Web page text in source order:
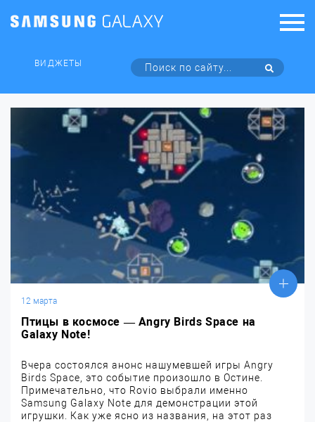
ВИДЖЕТЫ
12 марта
Птицы в космосе — Angry Birds Space на
Galaxy Note!
Вчера состоялся анонс нашумевшей игры Angry
Birds Space, это событие произошло в Остине.
Примечательно, что Rovio выбрали именно
Samsung Galaxy Note для демонстрации этой
игрушки. Как уже ясно из названия, на этот раз